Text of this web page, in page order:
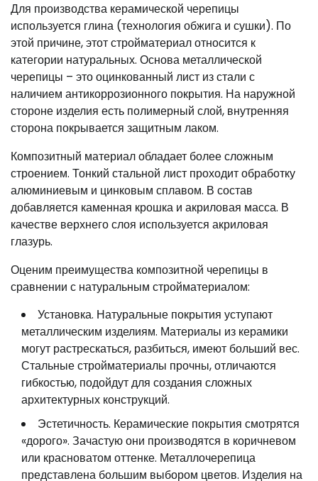
Для производства керамической черепицы
используется глина (технология обжига и сушки). По
этой причине, этот стройматериал относится к
категории натуральных. Основа металлической
черепицы – это оцинкованный лист из стали с
наличием антикоррозионного покрытия. На наружной
стороне изделия есть полимерный слой, внутренняя
сторона покрывается защитным лаком.
Композитный материал обладает более сложным
строением. Тонкий стальной лист проходит обработку
алюминиевым и цинковым сплавом. В состав
добавляется каменная крошка и акриловая масса. В
качестве верхнего слоя используется акриловая
глазурь.
Оценим преимущества композитной черепицы в
сравнении с натуральным стройматериалом:
Установка. Натуральные покрытия уступают
металлическим изделиям. Материалы из керамики
могут растрескаться, разбиться, имеют больший вес.
Стальные стройматериалы прочны, отличаются
гибкостью, подойдут для создания сложных
архитектурных конструкций.
Эстетичность. Керамические покрытия смотрятся
«дорого». Зачастую они производятся в коричневом
или красноватом оттенке. Металлочерепица
представлена большим выбором цветов. Изделия на